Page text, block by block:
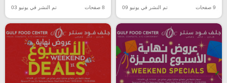
9 صفحات تم النشر في يونيو 09 8 صفحات تم النشر في يونيو 03